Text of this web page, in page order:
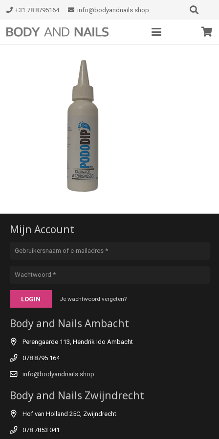
+31 78 8795164 info@bodyandnails.shop
Mijn Account
LOGIN Je wachtwoord vergeten?
Body and Nails Ambacht
Perengaarde 113, Hendrik Ido Ambacht
078 8795 164
info@bodyandnails.shop
Body and Nails Zwijndrecht
Hof van Holland 25C, Zwijndrecht
078 7853 041